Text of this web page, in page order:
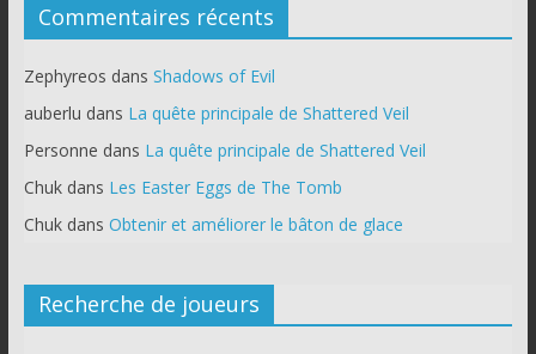
Commentaires récents
Zephyreos dans Shadows of Evil
auberlu dans La quête principale de Shattered Veil
Personne dans La quête principale de Shattered Veil
Chukdans Les Easter Eggs de The Tomb
Chukdans Obtenir et améliorer le bâton de glace
Recherche de joueurs